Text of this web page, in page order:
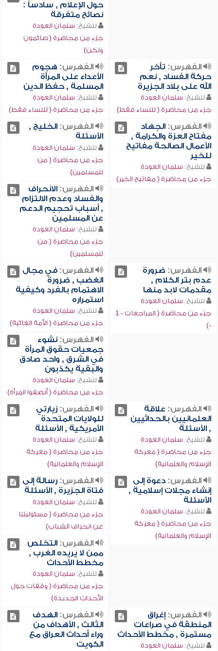
حول الإعلام , سادساً :
نصائح متفرقة
للشيخ: سلمان العودة
جزء من محاضرة ( صائمون
ولكن)
الفهرس: تأخر
حركة الفساد , نعم
الله على بلاد الجزيرة
للشيخ: سلمان العودة
جزء من محاضرة ( للنساء فقط)
الفهرس: هجوم
الأعداء على المرأة
المسلمة , حفظ الدين
للشيخ: سلمان العودة
جزء من محاضرة ( للنساء فقط)
الفهرس:الجهاد
مفتاح العزة والكرامة ,
الأعمال الصالحة مفاتيح
للخير
للشيخ: سلمان العودة
جزء من محاضرة ( مفاتيح الخير)
الفهرس:الخليج ,
الأسئلة
للشيخ: سلمان العودة
جزء من محاضرة ( من
للمسلمين)
الفهرس:الانحراف
والفساد وعدم الالتزام
, أسباب تحجيم الدعم
عن المسلمين
للشيخ: سلمان العودة
جزء من محاضرة ( من
للمسلمين)
الفهرس: ضرورة
عدم بتر الكلام ,
مقدمات لابد منها
للشيخ: سلمان العودة
جزء من محاضرة ( المراجعات - 1
-)
الفهرس:في مجال
الغضب , ضرورة
الاهتمام بالفرد وكيفية
استمراره
للشيخ: سلمان العودة
جزء من محاضرة ( الأمة الغائبة)
الفهرس:نشوء
جمعيات حقوق المرأة
في الشرق , واحد صادق
والبقية يكذبون
للشيخ: سلمان العودة
جزء من محاضرة ( أنصفوا المرأة)
الفهرس: علاقة
العلمانيين بالحداثيين
, الأسئلة
للشيخ: سلمان العودة
جزء من محاضرة ( معركة
الإسلام والعلمانية)
الفهرس:زيارتي
للولايات المتحدة
الأمريكية , الأسئلة
للشيخ: سلمان العودة
جزء من محاضرة ( معركة
الإسلام والعلمانية)
الفهرس:دعوة إلى
إنشاء مجلات إسلامية ,
الأسئلة
للشيخ: سلمان العودة
جزء من محاضرة ( معركة
الإسلام والعلمانية)
الفهرس:رسالة إلى
فتاة الجزيرة , الأسئلة
للشيخ: سلمان العودة
جزء من محاضرة ( مسئوليتنا
عن انحراف الشباب)
الفهرس:التخلص
ممن لا يريده الغرب ,
مخطط الأحداث
للشيخ: سلمان العودة
جزء من محاضرة ( وقفات حول
الأحداث الجديدة)
الفهرس:إغراق
المنطقة في صراعات
مستمرة , مخطط الأحداث
للشيخ: سلمان العودة
الفهرس:الهدف
الثالث , الأهداف من
وراء أحداث العراق مع
الكويت